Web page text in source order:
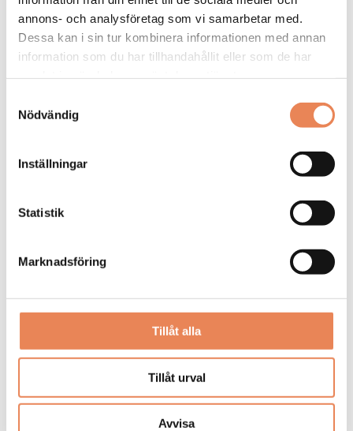
annons- och analysföretag som vi samarbetar med.
Dessa kan i sin tur kombinera informationen med annan
information som du har tillhandahållit eller som de har
Nödvändig
Inställningar
Statistik
Marknadsföring
Tillåt alla
Tillåt urval
Avvisa
Kock
Sista ansökningsdag: 2026-08-30